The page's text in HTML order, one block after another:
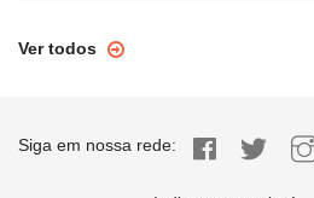
Ver todos
Siga em nossa rede: